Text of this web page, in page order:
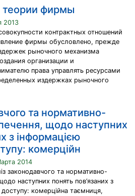
теории фирмы
2013
контрактных отношений
фирмы обусловлено, прежде
рыночного механизма
организации и
права управлять ресурсами
издержках рыночного
та нормативно-
щодо наступних
з інформацією
комерційн
2014
законодавчого та нормативно-
наступних понять пов’язаних з
комерційна таємниця,